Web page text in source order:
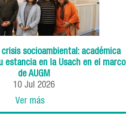
socioambiental: académica
estancia en la Usach en el marco
de AUGM
10 Jul 2026
Ver más